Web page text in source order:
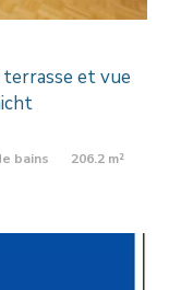
terrasse et vue
bains 206.2 m²